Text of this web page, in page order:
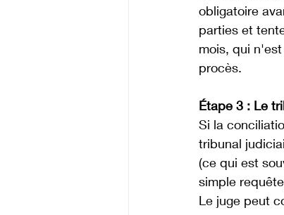
obligatoire
parties et
mois, qui
procès.
Étape 3 : Le
Si la
tribunal
(ce qui est
simple
Le juge peut